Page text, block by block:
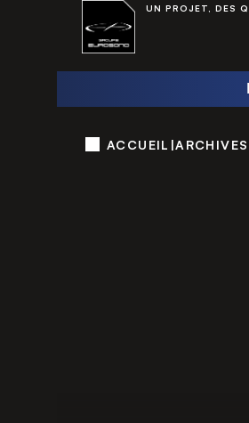
UN PROJET, DES
ACCUEIL |ARCHIVES